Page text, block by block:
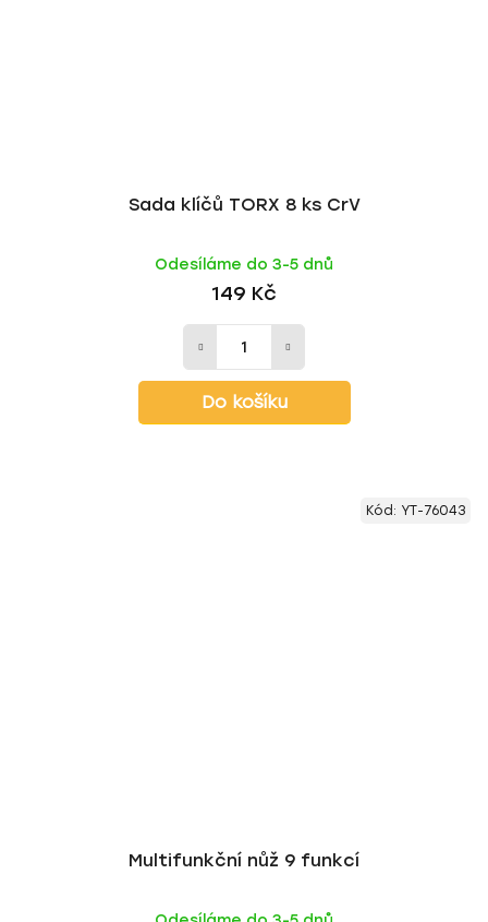
Sada klíčů TORX 8 ks CrV
Odesíláme do 3-5 dnů
149 Kč
Do košíku
Multifunkční nůž 9 funkcí
Kód: YT-76043